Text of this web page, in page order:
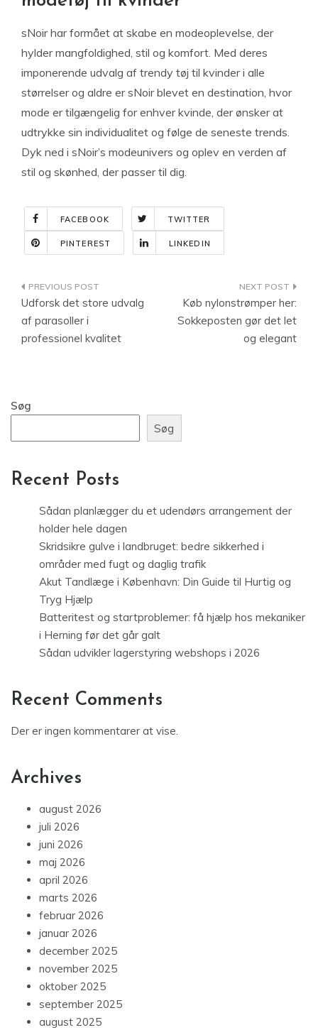
sNoir har formået at skabe en modeoplevelse, der
hylder mangfoldighed, stil og komfort. Med deres
imponerende udvalg af trendy tøj til kvinder i alle
størrelser og aldre er sNoir blevet en destination, hvor
mode er tilgængelig for enhver kvinde, der ønsker at
udtrykke sin individualitet og følge de seneste trends.
Dyk ned i sNoir’s modeunivers og oplev en verden af
stil og skønhed, der passer til dig.
FACEBOOK TWITTER
PINTEREST LINKEDIN
Indlægsnavigation
Udforsk det store udvalg
af parasoller i
professionel kvalitet
Køb nylonstrømper her:
Sokkeposten gør det let
og elegant
Søg
Søg
Recent Posts
Sådan planlægger du et udendørs arrangement der
holder hele dagen
Skridsikre gulve i landbruget: bedre sikkerhed i
områder med fugt og daglig trafik
Akut Tandlæge i København: Din Guide til Hurtig og
Tryg Hjælp
Batteritest og startproblemer: få hjælp hos mekaniker
i Herning før det går galt
Sådan udvikler lagerstyring webshops i 2026
Recent Comments
Der er ingen kommentarer at vise.
Archives
august 2026
juli 2026
juni 2026
maj 2026
april 2026
marts 2026
februar 2026
januar 2026
december 2025
november 2025
oktober 2025
september 2025
august 2025